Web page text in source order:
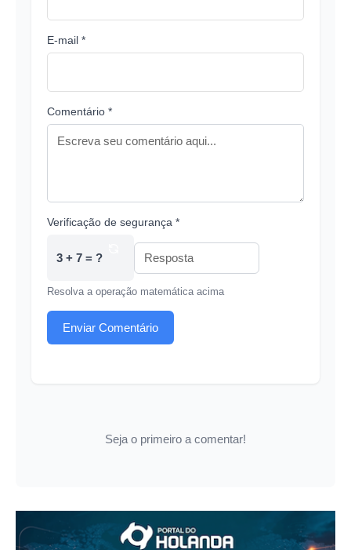
E-mail *
Comentário *
Verificação de segurança *
3 + 7 = ?
Resolva a operação matemática acima
Enviar Comentário
Seja o primeiro a comentar!